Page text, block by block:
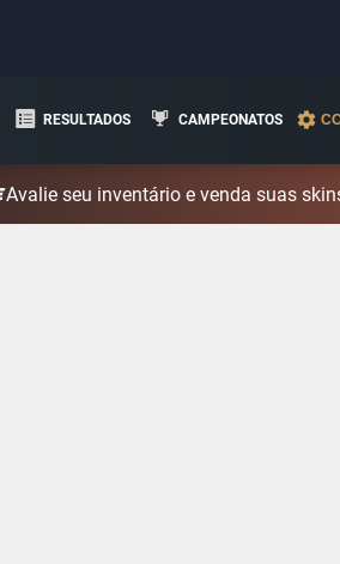
RESULTADOS CAMPEONATOS
Avalie seu inventário e venda suas